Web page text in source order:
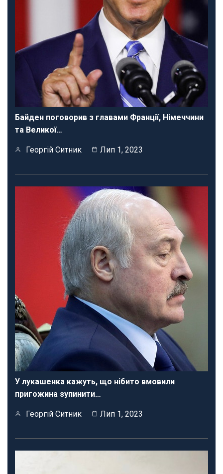
Байден поговорив з главами Франції, Німеччини
та Великої…
Георгій Ситник Лип 1, 2023
У лукашенка кажуть, що нібито вмовили
пригожина зупинити…
Георгій Ситник Лип 1, 2023